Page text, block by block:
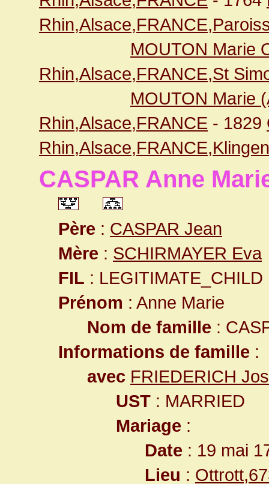
MOUTON Marie
Rhin,Alsace,FRANCE,St
MOUTON Marie
Rhin,Alsace,FRANCE - 1829
CASPAR Anne
Père : CASPAR Jean
Mère : SCHIRMAYER Eva
FIL : LEGITIMATE_CHILD
Prénom : Anne Marie
Nom de famille :
Informations de famille :
avec FRIEDERICH
UST : MARRIED
Mariage :
Date : 19 mai
Lieu :